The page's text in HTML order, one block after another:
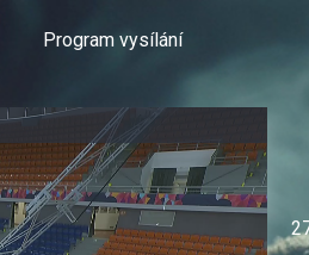
Program vysílání